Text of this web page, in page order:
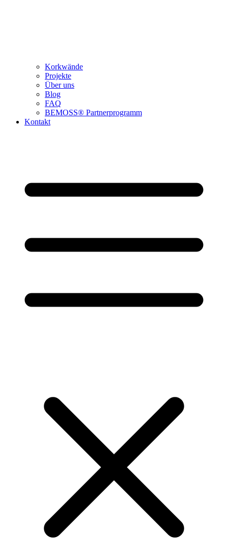
Korkwände
Projekte
Über uns
Blog
FAQ
BEMOSS® Partnerprogramm​
Kontakt